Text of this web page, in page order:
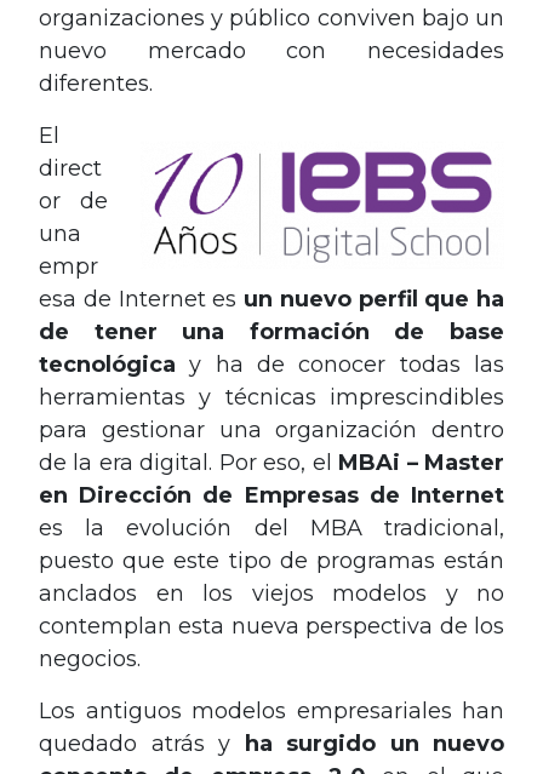
organizaciones y público conviven bajo un
nuevo mercado con necesidades
diferentes.
El
direct
or de
una
empr
esa de Internet es un nuevo perfil que ha
de tener una formación de base
tecnológica y ha de conocer todas las
herramientas y técnicas imprescindibles
para gestionar una organización dentro
de la era digital. Por eso, el MBAi – Master
en Dirección de Empresas de Internet
es la evolución del MBA tradicional,
puesto que este tipo de programas están
anclados en los viejos modelos y no
contemplan esta nueva perspectiva de los
negocios.
Los antiguos modelos empresariales han
quedado atrás y
ha surgido un nuevo